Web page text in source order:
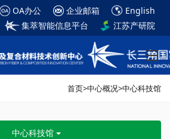
English
企业邮箱
OA办公
江苏产研院
集萃智能信息平台
首页>中心概况>中心科技馆
中心科技馆